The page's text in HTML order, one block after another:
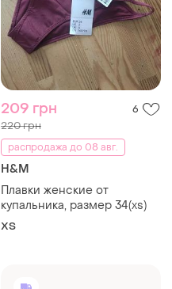
209 грн 6
220 грн
распродажа до 08 авг.
H&M
Плавки женские от
купальника, размер 34(xs)
ХS